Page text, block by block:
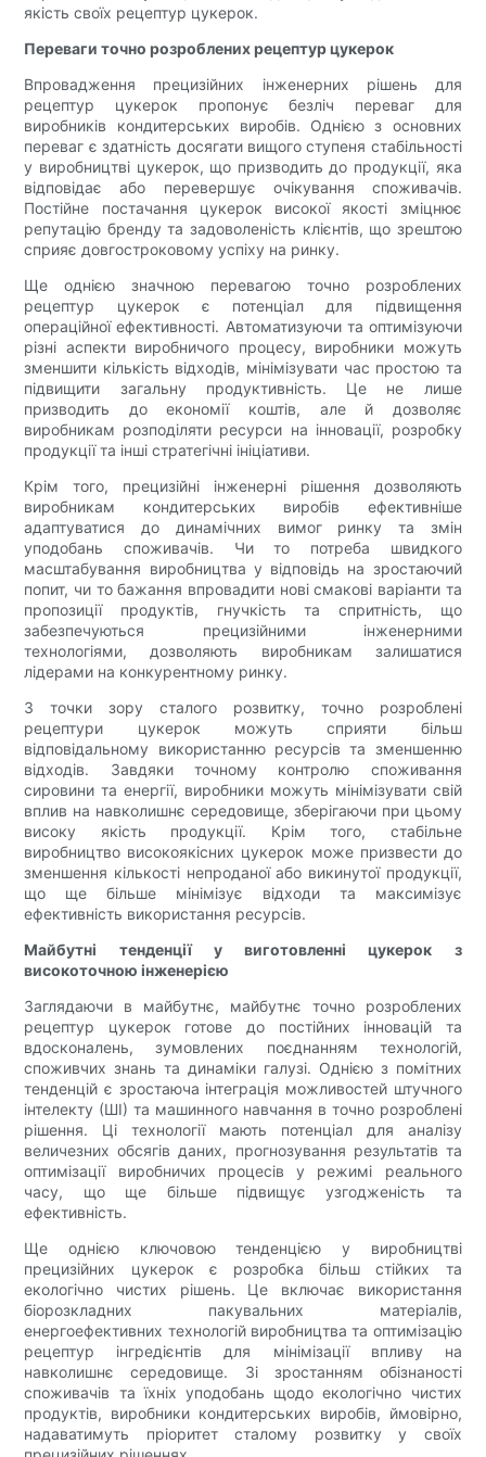
якість своїх рецептур цукерок.
Переваги точно розроблених рецептур цукерок
Впровадження прецизійних інженерних рішень для
рецептур цукерок пропонує безліч переваг для
виробників кондитерських виробів. Однією з основних
переваг є здатність досягати вищого ступеня стабільності
у виробництві цукерок, що призводить до продукції, яка
відповідає або перевершує очікування споживачів.
Постійне постачання цукерок високої якості зміцнює
репутацію бренду та задоволеність клієнтів, що зрештою
сприяє довгостроковому успіху на ринку.
Ще однією значною перевагою точно розроблених
рецептур цукерок є потенціал для підвищення
операційної ефективності. Автоматизуючи та оптимізуючи
різні аспекти виробничого процесу, виробники можуть
зменшити кількість відходів, мінімізувати час простою та
підвищити загальну продуктивність. Це не лише
призводить до економії коштів, але й дозволяє
виробникам розподіляти ресурси на інновації, розробку
продукції та інші стратегічні ініціативи.
Крім того, прецизійні інженерні рішення дозволяють
виробникам кондитерських виробів ефективніше
адаптуватися до динамічних вимог ринку та змін
уподобань споживачів. Чи то потреба швидкого
масштабування виробництва у відповідь на зростаючий
попит, чи то бажання впровадити нові смакові варіанти та
пропозиції продуктів, гнучкість та спритність, що
забезпечуються прецизійними інженерними
технологіями, дозволяють виробникам залишатися
лідерами на конкурентному ринку.
З точки зору сталого розвитку, точно розроблені
рецептури цукерок можуть сприяти більш
відповідальному використанню ресурсів та зменшенню
відходів. Завдяки точному контролю споживання
сировини та енергії, виробники можуть мінімізувати свій
вплив на навколишнє середовище, зберігаючи при цьому
високу якість продукції. Крім того, стабільне
виробництво високоякісних цукерок може призвести до
зменшення кількості непроданої або викинутої продукції,
що ще більше мінімізує відходи та максимізує
ефективність використання ресурсів.
Майбутні тенденції у виготовленні цукерок з
високоточною інженерією
Заглядаючи в майбутнє, майбутнє точно розроблених
рецептур цукерок готове до постійних інновацій та
вдосконалень, зумовлених поєднанням технологій,
споживчих знань та динаміки галузі. Однією з помітних
тенденцій є зростаюча інтеграція можливостей штучного
інтелекту (ШІ) та машинного навчання в точно розроблені
рішення. Ці технології мають потенціал для аналізу
величезних обсягів даних, прогнозування результатів та
оптимізації виробничих процесів у режимі реального
часу, що ще більше підвищує узгодженість та
ефективність.
Ще однією ключовою тенденцією у виробництві
прецизійних цукерок є розробка більш стійких та
екологічно чистих рішень. Це включає використання
біорозкладних пакувальних матеріалів,
енергоефективних технологій виробництва та оптимізацію
рецептур інгредієнтів для мінімізації впливу на
навколишнє середовище. Зі зростанням обізнаності
споживачів та їхніх уподобань щодо екологічно чистих
продуктів, виробники кондитерських виробів, ймовірно,
надаватимуть пріоритет сталому розвитку у своїх